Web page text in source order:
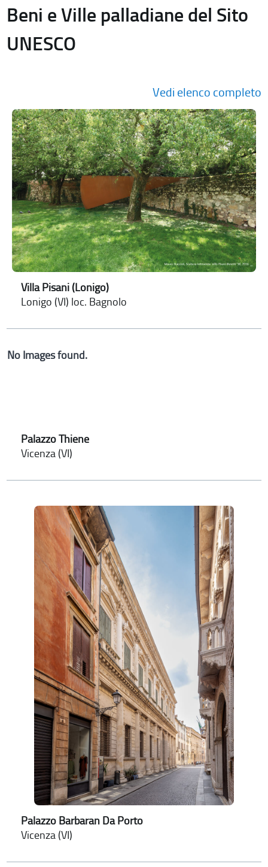
Beni e Ville palladiane del Sito
UNESCO
Vedi elenco completo
Villa Pisani (Lonigo)
Lonigo (VI) loc. Bagnolo
No Images found.
Palazzo Thiene
Vicenza (VI)
Palazzo Barbaran Da Porto
Vicenza (VI)